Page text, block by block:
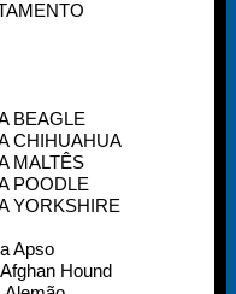
BEAGLE
CHIHUAHUA
MALTÊS
POODLE
YORKSHIRE
Apso
Hound